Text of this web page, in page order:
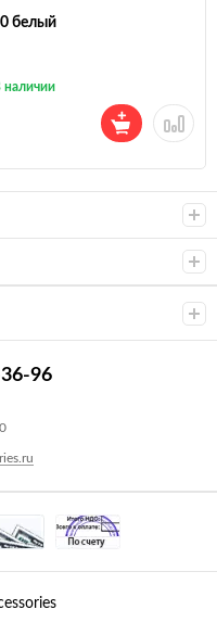
белый
наличии
96